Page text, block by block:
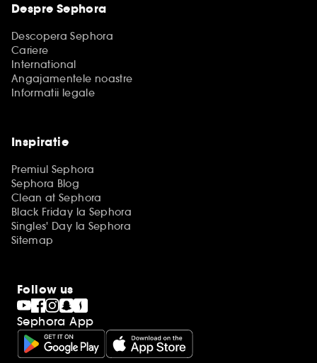
Despre Sephora
Descopera Sephora
Cariere
International
Angajamentele noastre
Informatii legale
Inspiratie
Premiul Sephora
Sephora Blog
Clean at Sephora
Black Friday la Sephora
Singles' Day la Sephora
Sitemap
Follow us
Sephora App